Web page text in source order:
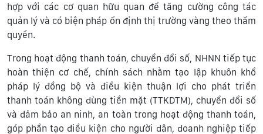
hợp với các cơ quan hữu quan để tăng cường công tác
quản lý và có biện pháp ổn định thị trường vàng theo thẩm
quyền.
Trong hoạt động thanh toán, chuyển đổi số, NHNN tiếp tục
hoàn thiện cơ chế, chính sách nhằm tạo lập khuôn khổ
pháp lý đồng bộ và điều kiện thuận lợi cho phát triển
thanh toán không dùng tiền mặt (TTKDTM), chuyển đổi số
và đảm bảo an ninh, an toàn trong hoạt động thanh toán,
góp phần tạo điều kiện cho người dân, doanh nghiệp tiếp